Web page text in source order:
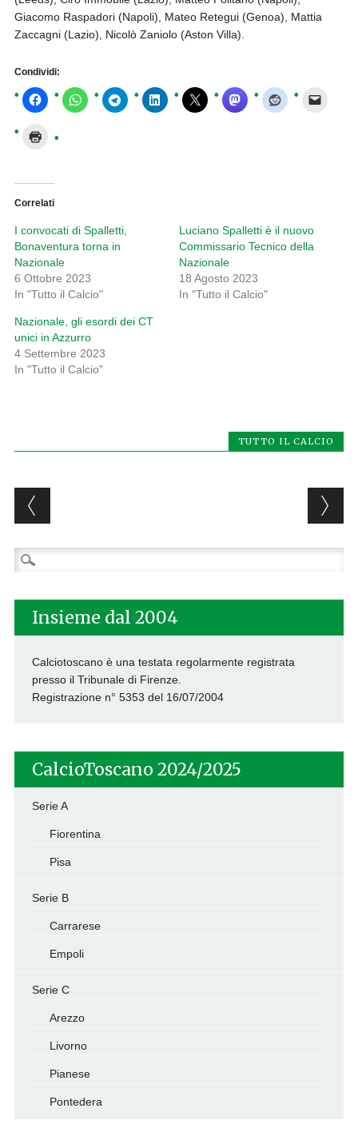
Giacomo Raspadori (Napoli), Mateo Retegui (Genoa), Mattia
Zaccagni (Lazio), Nicolò Zaniolo (Aston Villa).
Condividi:
Correlati
I convocati di Spalletti,
Bonaventura torna in
Nazionale
6 Ottobre 2023
In "Tutto il Calcio"
Luciano Spalletti è il nuovo
Commissario Tecnico della
Nazionale
18 Agosto 2023
In "Tutto il Calcio"
Nazionale, gli esordi dei CT
unici in Azzurro
4 Settembre 2023
In "Tutto il Calcio"
TUTTO IL CALCIO
Post navigation
Ricerca
per:
Insieme dal 2004
Calciotoscano è una testata regolarmente registrata
presso il Tribunale di Firenze.
Registrazione n° 5353 del 16/07/2004
CalcioToscano 2024/2025
Serie A
Fiorentina
Pisa
Serie B
Carrarese
Empoli
Serie C
Arezzo
Livorno
Pianese
Pontedera